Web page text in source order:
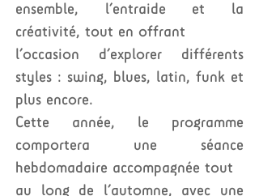
ensemble, l’entraide et la
créativité, tout en offrant
l’occasion d’explorer différents
styles : swing, blues, latin, funk et
plus encore.
Cette année, le programme
comportera une séance
hebdomadaire accompagnée tout
au long de l’automne, avec une